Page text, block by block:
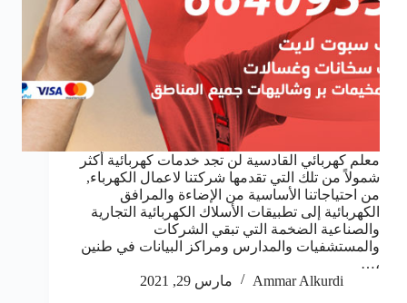
معلم كهربائي القادسية لن تجد خدمات كهربائية أكثر
شمولاً من تلك التي تقدمها شركتنا لاعمال الكهرباء,
من احتياجاتنا الأساسية من الإضاءة والمرافق
الكهربائية إلى تطبيقات الأسلاك الكهربائية التجارية
والصناعية الضخمة التي تبقي الشركات
والمستشفيات والمدارس ومراكز البيانات في طنين
،…
Ammar Alkurdi
مارس 29, 2021